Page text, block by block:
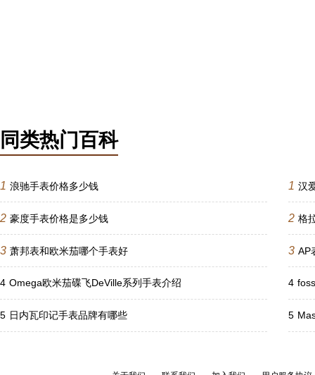
同类热门百科
1 浪驰手表价格多少钱
2 豪度手表价格是多少钱
3 萧邦表和欧米茄哪个手表好
4 Omega欧米茄碟飞DeVille系列手表介绍
5 日内瓦印记手表品牌有哪些
1 汉
2 格
3 AP
4
5